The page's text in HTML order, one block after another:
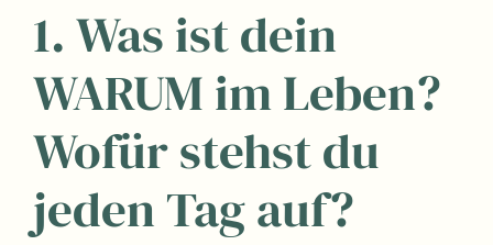
1. Was ist dein
WARUM im Leben?
Wofür stehst du
jeden Tag auf?